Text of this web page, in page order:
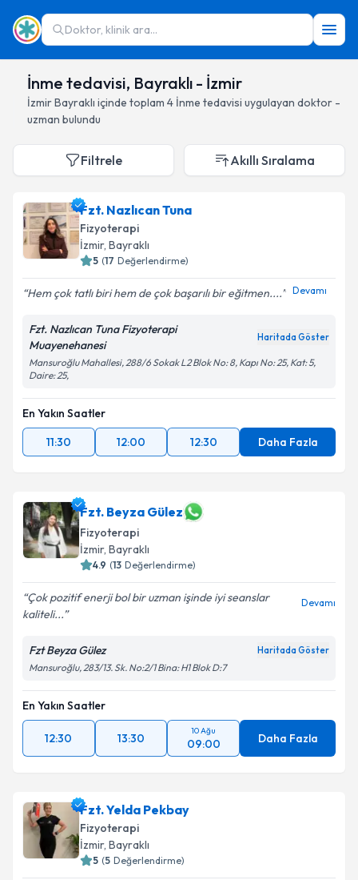
Doktor, klinik ara...
İnme tedavisi, Bayraklı - İzmir
İzmirBayraklı içinde toplam 4 İnme tedavisi uygulayan doktor -
uzman bulundu
Filtrele Akıllı Sıralama
Fzt. Nazlıcan Tuna
Fizyoterapi
İzmir, Bayraklı
5 (17 Değerlendirme)
Hem çok tatlı biri hem de çok başarılı bir eğitmen.... Devamı
Fzt. Nazlıcan Tuna Fizyoterapi
Muayenehanesi
Haritada Göster
Mansuroğlu Mahallesi, 288/6 Sokak L2 Blok No: 8, Kapı No: 25, Kat: 5,
Daire: 25,
En Yakın Saatler
11:30
12:00 12:30 Daha Fazla
Fzt. Beyza Gülez
Fizyoterapi
İzmir, Bayraklı
4.9 (13 Değerlendirme)
Çok pozitif enerji bol bir uzman işinde iyi seanslar
kaliteli...
Devamı
Fzt Beyza Gülez Haritada Göster
Mansuroğlu, 283/13. Sk. No:2/1 Bina: H1 Blok D:7
En Yakın Saatler
12:30 13:30
10 Ağu
09:00 Daha Fazla
Fzt. Yelda Pekbay
Fizyoterapi
İzmir, Bayraklı
5 (5 Değerlendirme)